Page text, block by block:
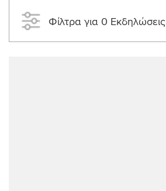
Φίλτρα για 0 Εκδηλώσεις